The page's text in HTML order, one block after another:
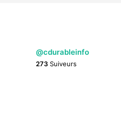
@cdurableinfo
273 Suiveurs